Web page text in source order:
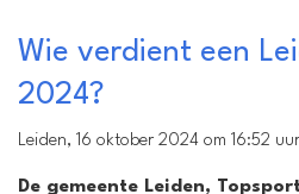
Wie verdient een
2024?
Leiden, 16 oktober 2024 om 16:52
De gemeente Leiden,